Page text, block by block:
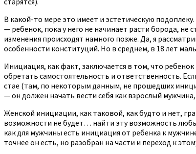
В какой-то мере это имеет и эстетическую
— ребенок, пока у него не начинает расти борода, не
изменения происходят намного позже. Да, я
особенности конституций. Но в среднем, в 18 лет
Инициация, как факт, заключается в том, что
обретать самостоятельность и ответственность.
стае (там, по некоторым данным, не прошедших
— он должен начать вести себя как взрослый
Женской инициации, как таковой, как будто и нет,
возможности не будет… найти эту возможность
как для мужчины есть инициация от ребенка к
точнее он есть, но разобран на части и переход к